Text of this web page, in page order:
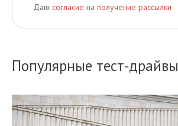
Даю согласие на получение рассылки
Популярные тест-драйвы